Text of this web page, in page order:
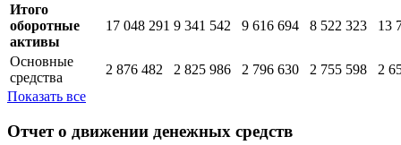
Итого
оборотные
активы
17 048 291 9 341 542 9 616 694 8 522 323 13
Основные
средства
2 876 482 2 825 986 2 796 630 2 755 598
2
Показать все
Отчет о движении денежных средств